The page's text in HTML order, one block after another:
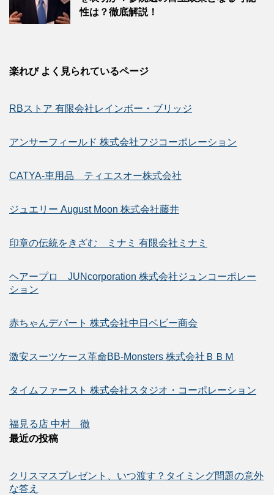
性は？徹底解説！
楽れび よく見られているページ
RBストア 有限会社レインボー・ブリッジ
アンサーフィールド 株式会社フジコーポレーション
CATYA-車用品 ティエスオー株式会社
ジュエリー August Moon 株式会社藤井
印章の伝統をきざむ ミナミ 有限会社ミナミ
ヘアープロ JUNcorporation 株式会社ジュンコーポレー
ション
赤ちゃんデパート 株式会社中日ベビー商会
激安スーツケース革命BB-Monsters 株式会社ＢＢＭ
タイムファースト 株式会社スタジオ・コーポレーション
福見る店 中村 徹
最近の投稿
クリスマスプレゼント、いつ渡す？タイミング問題の意外
な答え